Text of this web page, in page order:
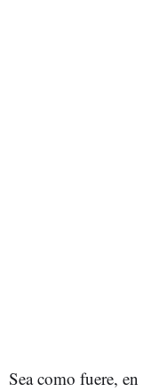
Sea como fuere, en